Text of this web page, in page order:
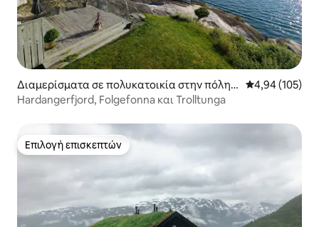
Διαμερίσματα σε πολυκατοικία στην πόλη J
ondal
Μέση
4,94 (105)
Hardangerfjord, Folgefonna και Trolltunga
Επιλογή επισκεπτών
Επιλογή επισκεπτών